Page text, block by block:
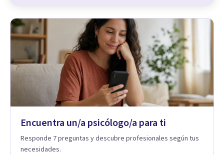
Encuentra un/a psicólogo/a para ti
Responde 7 preguntas y descubre profesionales según tus
necesidades.